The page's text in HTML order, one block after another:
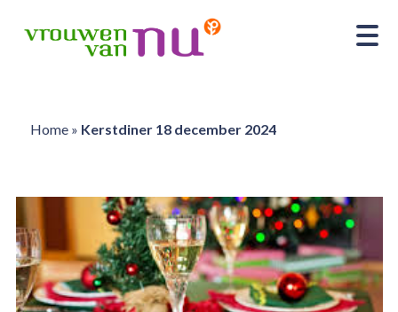
Home» Kerstdiner 18 december 2024